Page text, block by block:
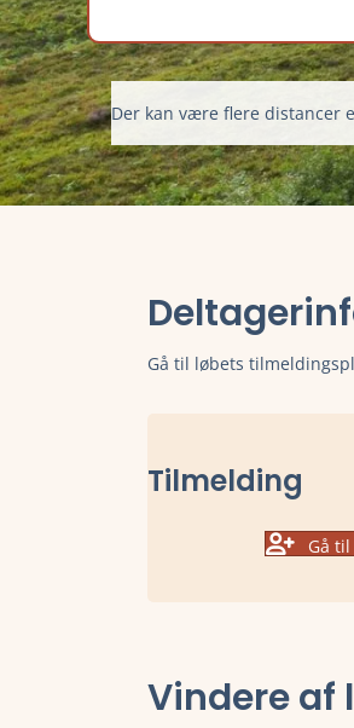
Der kan være flere distancer
Gå til løbets
Tilmelding
Gå
Vindere af